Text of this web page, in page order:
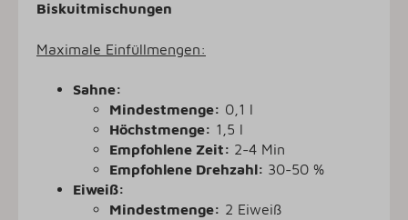
Biskuitmischungen
Maximale Einfüllmengen:
Sahne:
Mindestmenge: 0,1 l
Höchstmenge: 1,5 l
Empfohlene Zeit: 2-4 Min
Empfohlene Drehzahl: 30-50 %
Eiweiß:
Mindestmenge: 2 Eiweiß